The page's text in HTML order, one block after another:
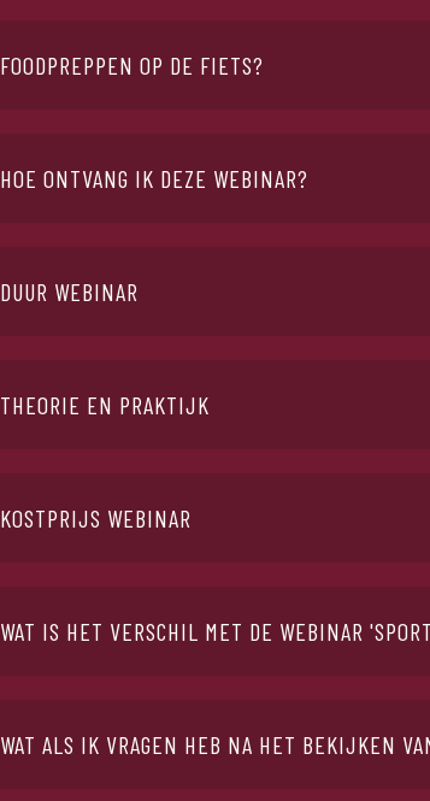
FOODPREPPEN OP DE FIETS?
HOE ONTVANG IK DEZE WEBINAR?
DUUR WEBINAR
THEORIE EN PRAKTIJK
KOSTPRIJS WEBINAR
WAT IS HET VERSCHIL MET DE WEBINAR
WAT ALS IK VRAGEN HEB NA HET BEKIJKEN